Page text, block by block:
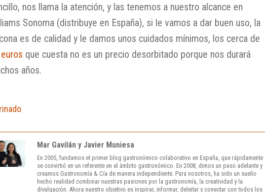
nos llama la atención, y las tenemos a nuestro alcance en
Sonoma (distribuye en España), si le vamos a dar buen uso, la
es de calidad y le damos unos cuidados mínimos, los cerca de
que cuesta no es un precio desorbitado porque nos durará
años.
Mar Gavilán y Javier Muniesa
En 2005, fundamos el primer blog gastronómico colaborativo en España, que rápidamente
se convirtió en un referente en el ámbito gastronómico. En 2008, dimos un paso adelante y
creamos Gastronomía & Cía de manera independiente. Para nosotros, ha sido un sueño
hecho realidad combinar nuestras pasiones por la gastronomía, la creatividad y la
divulgación. Ahora nuestro objetivo es inspirar, informar, deleitar y conectar con todos los